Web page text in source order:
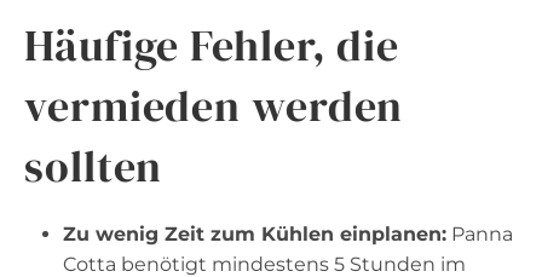
Häufige Fehler, die
vermieden werden
sollten
Zu wenig Zeit zum Kühlen einplanen: Panna
Cotta benötigt mindestens 5 Stunden im